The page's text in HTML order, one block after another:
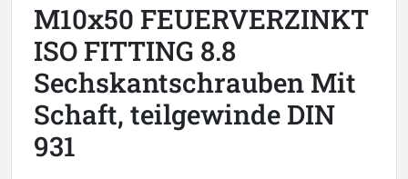
M10x50 FEUERVERZINKT
ISO FITTING 8.8
Sechskantschrauben Mit
Schaft, teilgewinde DIN
931